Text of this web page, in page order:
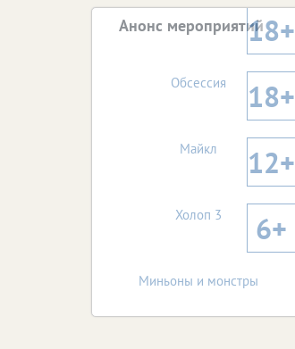
Анонс мероприятий18+
Обсессия 18+
Майкл 12+
Холоп 3 6+
Миньоны и монстры